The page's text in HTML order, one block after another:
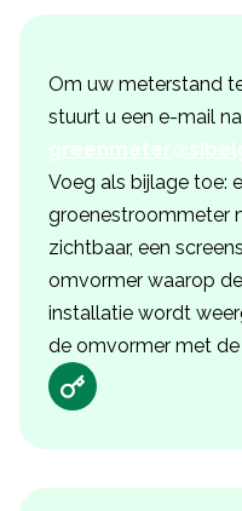
Om uw meterstand
stuurt u een e-mail
Voeg als bijlage toe:
groenestroommeter
zichtbaar, een
omvormer waarop
installatie wordt
de omvormer met de